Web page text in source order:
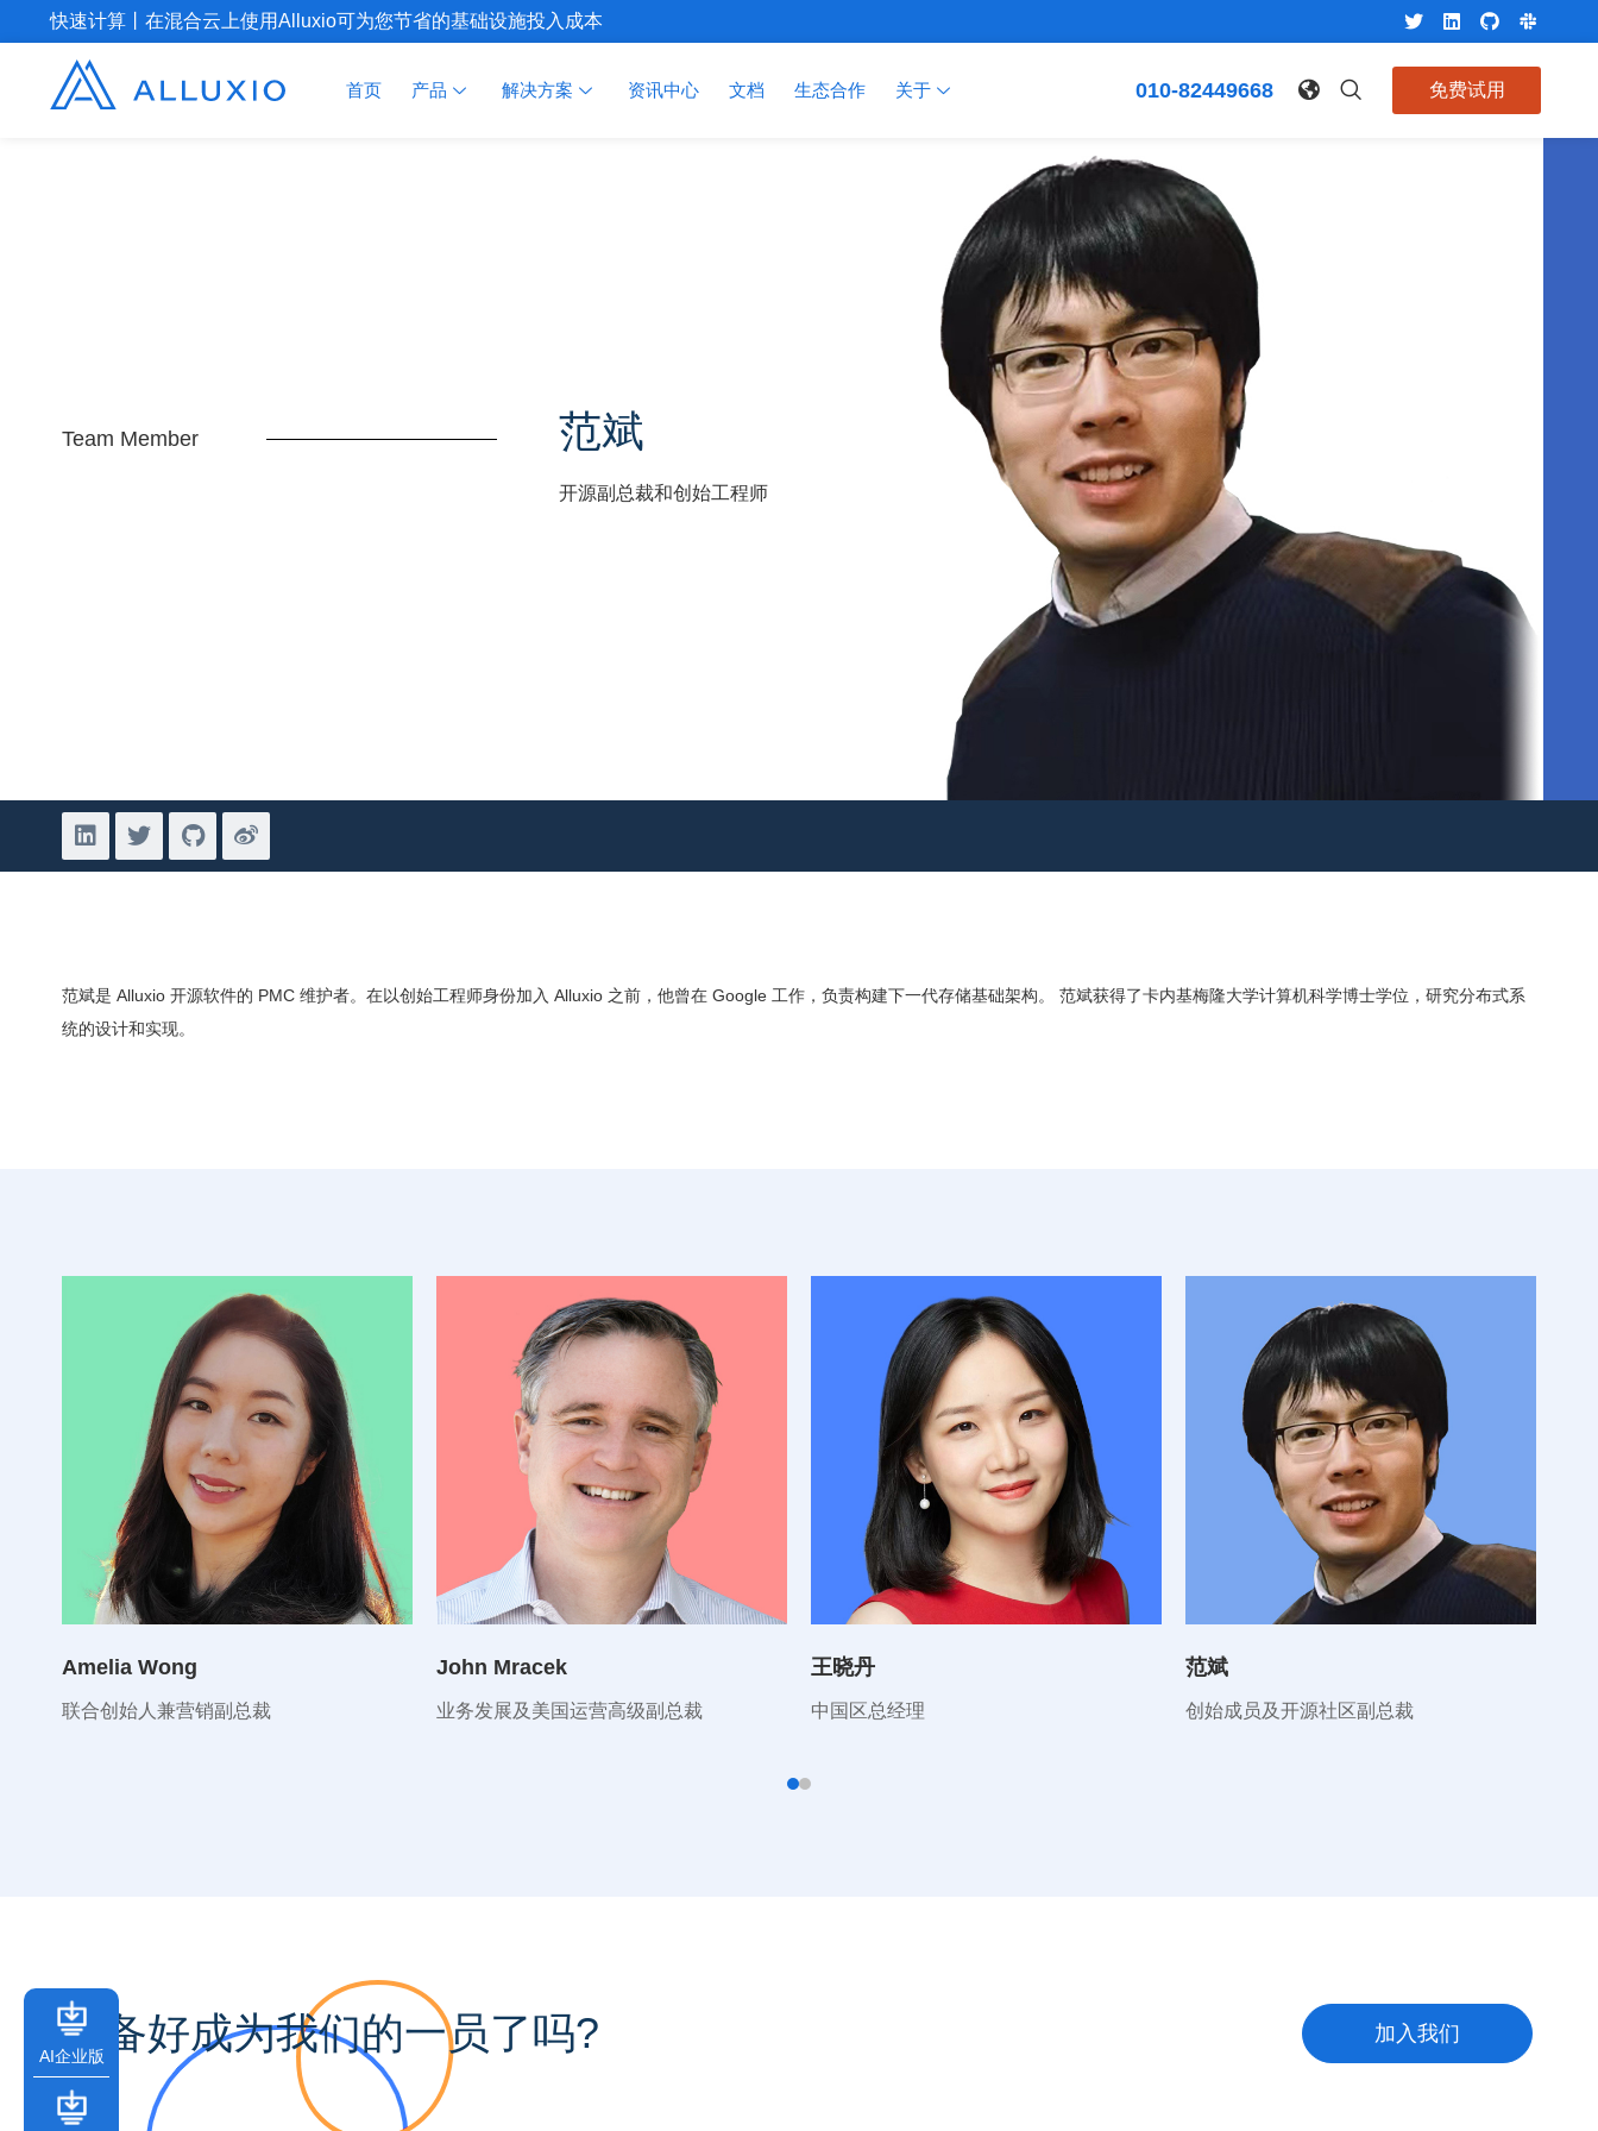
快速计算丨在混合云上使用Alluxio可为您节省的基础设施投入成本
首页 产品 解决方案 资讯中心 文档 生态合作 关于 010-82449668 免费试用
Team Member 范斌
开源副总裁和创始工程师
范斌是 Alluxio 开源软件的 PMC 维护者。在以创始工程师身份加入 Alluxio 之前，他曾在 Google 工作，负责构建下一代存储基础架构。 范斌获得了卡内基梅隆大学计算机科学博士学位，研究分布式系
统的设计和实现。
Amelia Wong
联合创始人兼营销副总裁
John Mracek
业务发展及美国运营高级副总裁
王晓丹
中国区总经理
范斌
创始成员及开源社区副总裁
准备好成为我们的一员了吗? 加入我们
AI企业版